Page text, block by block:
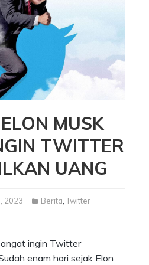
MUSK
TWITTER
UANG
2023 Berita ,Twitter
ingin Twitter
enam hari sejak Elon